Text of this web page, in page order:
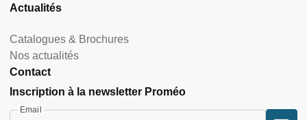
Actualités
Catalogues & Brochures
Nos actualités
Contact
Inscription à la newsletter Proméo
Email